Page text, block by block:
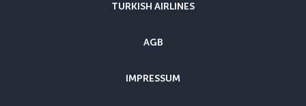
TURKISH AIRLINES
AGB
IMPRESSUM